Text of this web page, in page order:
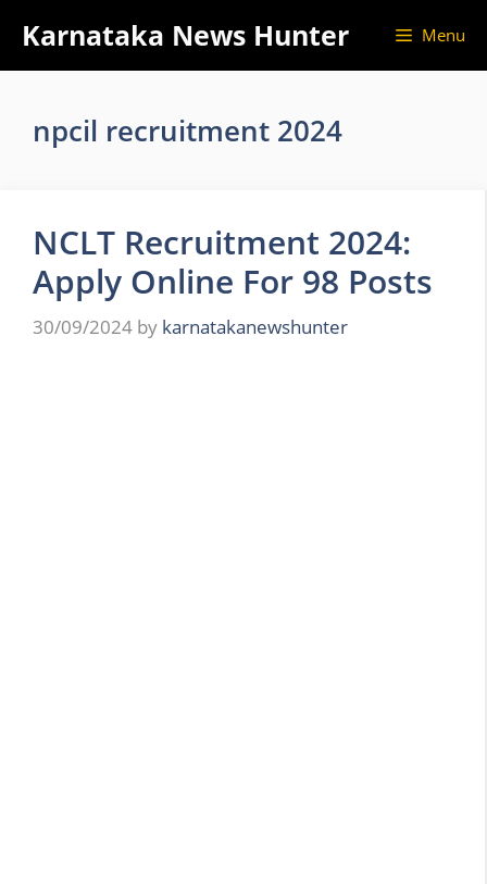
content
Karnataka News Hunter Menu
npcil recruitment 2024
NCLT Recruitment 2024:
Apply Online For 98 Posts
30/09/2024 by karnatakanewshunter